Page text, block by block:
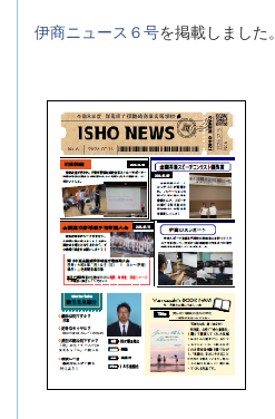
伊商ニュース６号を掲載しました。